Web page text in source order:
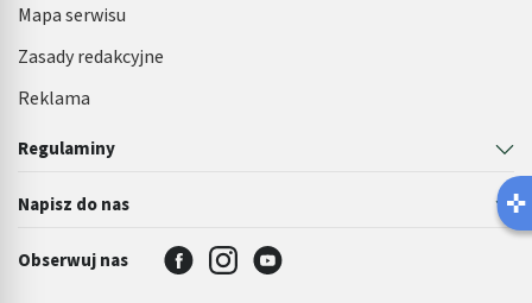
Regulaminy
Napisz do nas
Mapa serwisu
Zasady redakcyjne
Reklama
Obserwuj nas